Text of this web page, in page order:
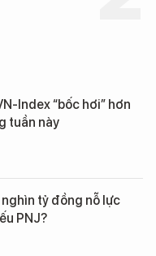
Index “bốc hơi” hơn
tuần này
tỷ đồng nỗ lực
PNJ?